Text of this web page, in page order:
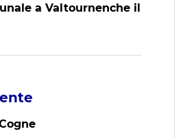
a Valtournenche il